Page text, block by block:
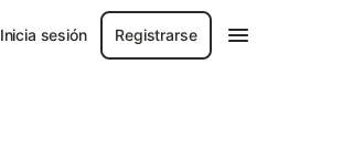
Inicia sesión Registrarse